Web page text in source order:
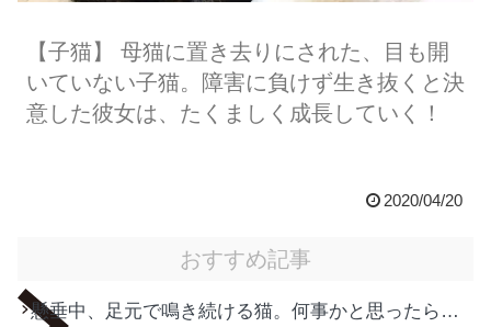
【子猫】 母猫に置き去りにされた、目も開
いていない子猫。障害に負けず生き抜くと決
意した彼女は、たくましく成長していく！
2020/04/20
おすすめ記事
懸垂中、足元で鳴き続ける猫。何事かと思ったら…